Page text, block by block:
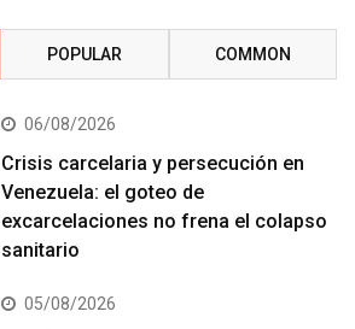
POPULAR COMMON
06/08/2026
Crisis carcelaria y persecución en
Venezuela: el goteo de
excarcelaciones no frena el colapso
sanitario
05/08/2026